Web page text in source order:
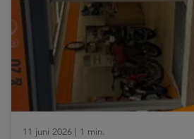
11 juni 2026 | 1 min.